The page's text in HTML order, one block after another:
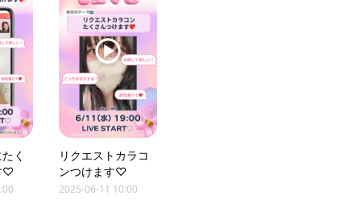
く
♡
リクエストカラコ
ンつけます♡
2025-06-11 10:00